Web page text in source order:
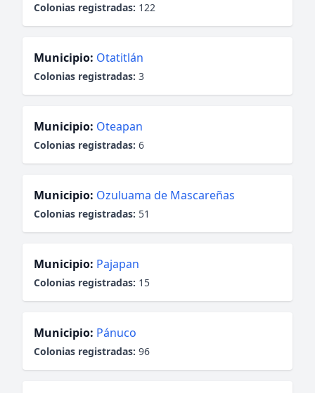
Colonias registradas: 122
Municipio: Otatitlán
Colonias registradas: 3
Municipio: Oteapan
Colonias registradas: 6
Municipio: Ozuluama de Mascareñas
Colonias registradas: 51
Municipio: Pajapan
Colonias registradas: 15
Municipio: Pánuco
Colonias registradas: 96